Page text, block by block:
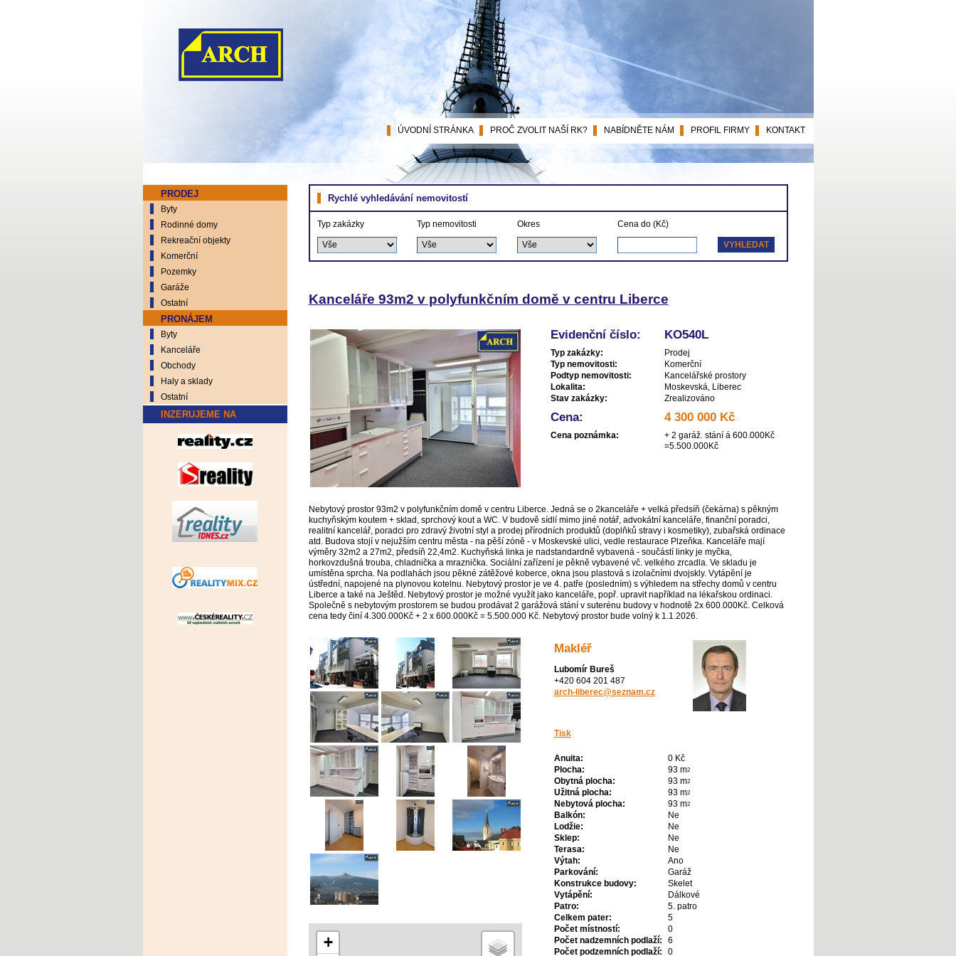
ÚVODNÍ STRÁNKA PROČ ZVOLIT NAŠÍ RK? NABÍDNĚTE NÁM PROFIL FIRMY KONTAKT
PRODEJ
Byty
Rodinné domy
Rekreační objekty
Komerční
Pozemky
Garáže
Ostatní
PRONÁJEM
Byty
Kanceláře
Obchody
Haly a sklady
Ostatní
INZERUJEME NA
Rychlé vyhledávání nemovitostí
Typ zakázky Typ nemovitosti Okres Cena do (Kč)
Kanceláře 93m2 v polyfunkčním domě v centru Liberce
Evidenční číslo: KO540L
Typ zakázky:
Prodej
Typ nemovitosti:
Komerční
Podtyp nemovitosti:
Kancelářské prostory
Lokalita:
Moskevská, Liberec
Stav zakázky:
Zrealizováno
Cena: 4 300 000 Kč
Cena poznámka:
+ 2 garáž. stání á 600.000Kč
=5.500.000Kč
Nebytový prostor 93m2 v polyfunkčním domě v centru Liberce. Jedná se o 2kanceláře + velká předsíň (čekárna) s pěkným
kuchyňským koutem + sklad, sprchový kout a WC. V budově sídlí mimo jiné notář, advokátní kanceláře, finanční poradci,
realitní kancelář, poradci pro zdravý životní styl a prodej přírodních produktů (doplňků stravy i kosmetiky), zubařská ordinace
atd. Budova stojí v nejužším centru města - na pěší zóně - v Moskevské ulici, vedle restaurace Plzeňka. Kanceláře mají
výměry 32m2 a 27m2, předsíň 22,4m2. Kuchyňská linka je nadstandardně vybavená - součástí linky je myčka,
horkovzdušná trouba, chladnička a mraznička. Sociální zařízení je pěkně vybavené vč. velkého zrcadla. Ve skladu je
umístěna sprcha. Na podlahách jsou pěkné zátěžové koberce, okna jsou plastová s izolačními dvojskly. Vytápění je
ústřední, napojené na plynovou kotelnu. Nebytový prostor je ve 4. patře (posledním) s výhledem na střechy domů v centru
Liberce a také na Ještěd. Nebytový prostor je možné využít jako kanceláře, popř. upravit například na lékařskou ordinaci.
Společně s nebytovým prostorem se budou prodávat 2 garážová stání v suterénu budovy v hodnotě 2x 600.000Kč. Celková
cena tedy činí 4.300.000Kč + 2 x 600.000Kč = 5.500.000 Kč. Nebytový prostor bude volný k 1.1.2026.
+
Makléř
Lubomír Bureš
+420 604 201 487
arch-liberec@seznam.cz
Tisk
Anuita:
0 Kč
Plocha:
93 m2
Obytná plocha: 93 m2
Užitná plocha: 93 m2
Nebytová plocha: 93 m2
Balkón:
Ne
Lodžie:
Ne
Sklep:
Ne
Terasa:
Ne
Výtah:
Ano
Parkování:
Garáž
Konstrukce budovy:
Skelet
Vytápění:
Dálkové
Patro:
5. patro
Celkem pater:
5
Počet místností:
0
Počet nadzemních podlaží:
6
Počet podzemních podlaží:
0